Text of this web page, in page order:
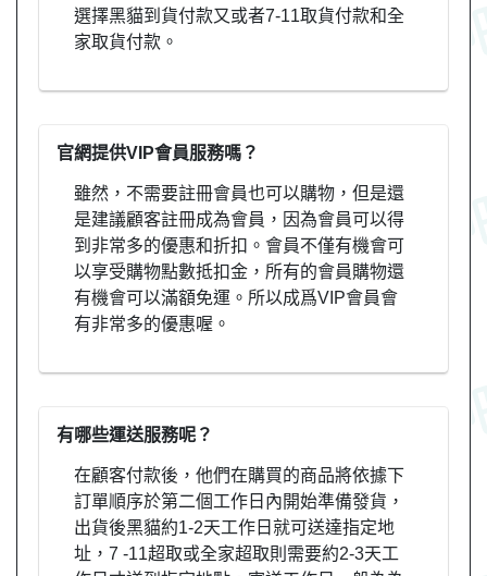
選擇黑貓到貨付款又或者7-11取貨付款和全
家取貨付款。
官網提供VIP會員服務嗎？
雖然，不需要註冊會員也可以購物，但是還
是建議顧客註冊成為會員，因為會員可以得
到非常多的優惠和折扣。會員不僅有機會可
以享受購物點數抵扣金，所有的會員購物還
有機會可以滿額免運。所以成爲VIP會員會
有非常多的優惠喔。
有哪些運送服務呢？
在顧客付款後，他們在購買的商品將依據下
訂單順序於第二個工作日內開始準備發貨，
出貨後黑貓約1-2天工作日就可送達指定地
址，7 -11超取或全家超取則需要約2-3天工